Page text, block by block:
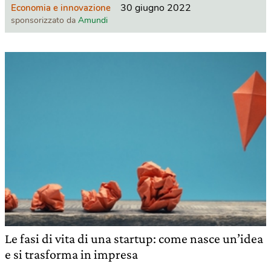
Economia e innovazione 30 giugno 2022
sponsorizzato da Amundi
Le fasi di vita di una startup: come nasce un’idea
e si trasforma in impresa